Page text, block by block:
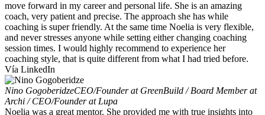
move forward in my career and personal life. She is an amazing
coach, very patient and precise. The approach she has while
coaching is super friendly. At the same time Noelia is very flexible,
and never stresses anyone while setting either changing coaching
session times. I would highly recommend to experience her
coaching style, that is quite different from what I had tried before.
Vía LinkedIn
Nino GogoberidzeCEO/Founder at GreenBuild / Board Member at
Archi / CEO/Founder at Lupa
Noelia was a great mentor. She provided me with true insights into